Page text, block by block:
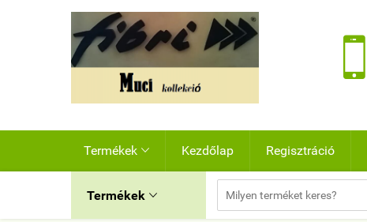

Termékek  Kezdőlap Regisztráció
Termékek 